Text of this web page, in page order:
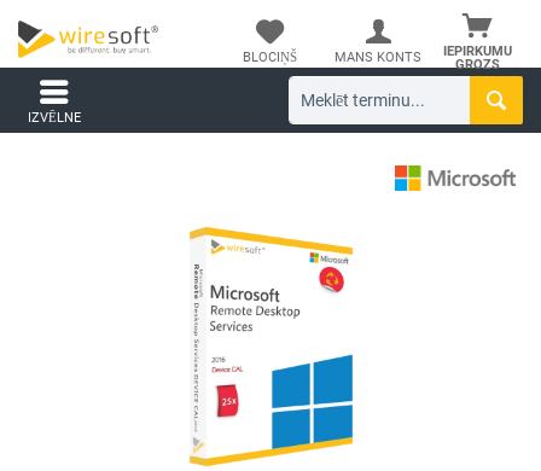
IEPIRKUMU
GROZS
BLOCIŅŠ MANS KONTS
IZVĒLNE